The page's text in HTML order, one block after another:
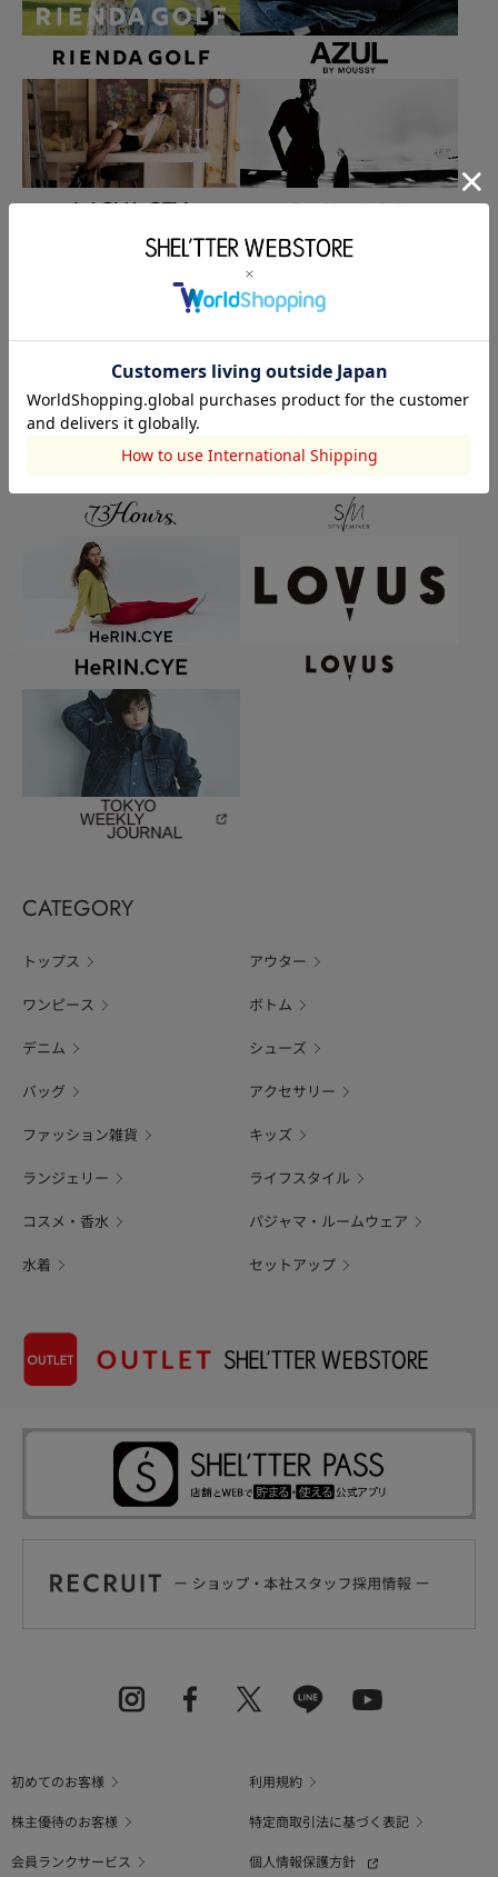
CATEGORY
トップス アウター
ワンピース ボトム
デニム シューズ
バッグ アクセサリー
ファッション雑貨 キッズ
ランジェリー ライフスタイル
コスメ・香水 パジャマ・ルームウェア
水着 セットアップ
初めてのお客様
利用規約
株主優待のお客様
特定商取引法に基づく表記
会員ランクサービス
個人情報保護方針